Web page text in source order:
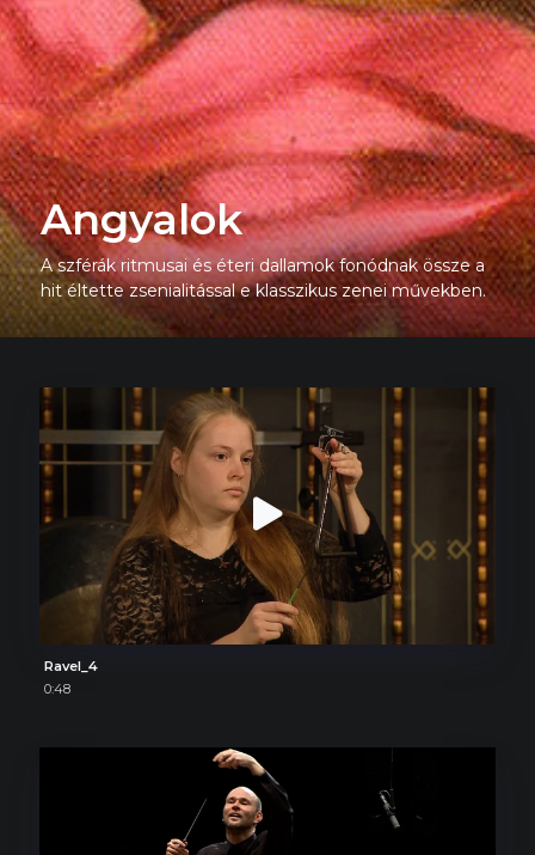
Angyalok
A szférák ritmusai és éteri dallamok fonódnak össze a
hit éltette zsenialitással e klasszikus zenei művekben.
Ravel_4
0:48